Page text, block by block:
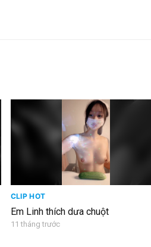
CLIP HOT
Em Linh thích dưa chuột
11 tháng trước